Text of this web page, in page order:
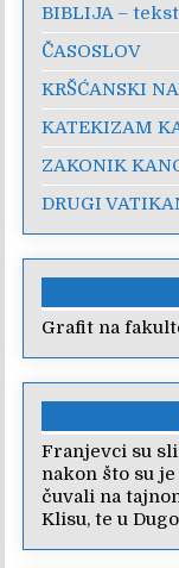
BIBLIJA – tekst
ČASOSLOV
KRŠĆANSKI
KATEKIZAM
ZAKONIK
DRUGI
Grafit na
Franjevci su
nakon što su
čuvali na
Klisu, te u